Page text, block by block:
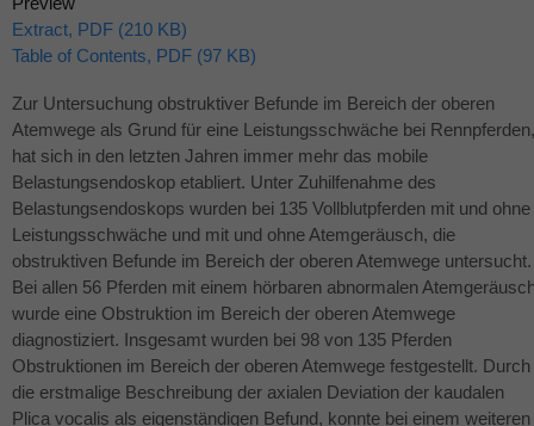
Extract, PDF (210 KB)
Table of Contents, PDF (97 KB)
Zur Untersuchung obstruktiver Befunde im Bereich der oberen
Atemwege als Grund für eine Leistungsschwäche bei Rennpferden,
hat sich in den letzten Jahren immer mehr das mobile
Belastungsendoskop etabliert. Unter Zuhilfenahme des
Belastungsendoskops wurden bei 135 Vollblutpferden mit und ohne
Leistungsschwäche und mit und ohne Atemgeräusch, die
obstruktiven Befunde im Bereich der oberen Atemwege untersucht.
Bei allen 56 Pferden mit einem hörbaren abnormalen
wurde eine Obstruktion im Bereich der oberen Atemwege
diagnostiziert. Insgesamt wurden bei 98 von 135 Pferden
Obstruktionen im Bereich der oberen Atemwege festgestellt. Durch
die erstmalige Beschreibung der axialen Deviation der kaudalen
Plica vocalis als eigenständigen Befund, konnte bei einem weiteren